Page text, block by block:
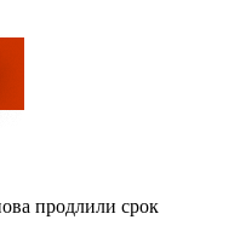
продлили срок